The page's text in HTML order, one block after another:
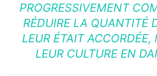
PROGRESSIVEMENT
RÉDUIRE LA QUANTITÉ
LEUR ÉTAIT
LEUR CULTURE EN